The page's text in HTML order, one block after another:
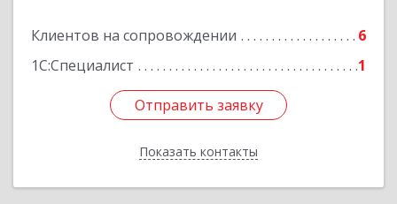
Клиентов на сопровождении
6
1С:Специалист
1
Отправить заявку
Показать контакты
Подробнее
Отправить заявку
Назад